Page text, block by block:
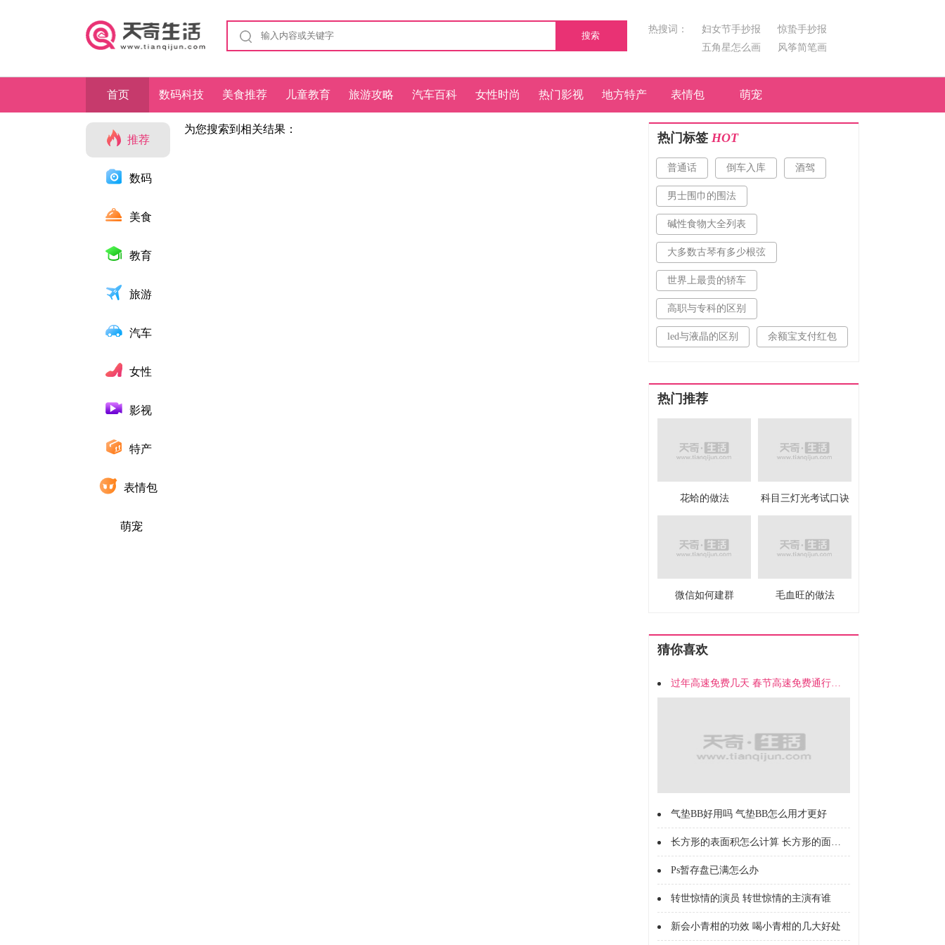
搜索
热搜词： 妇女节手抄报
惊蛰手抄报
五角星怎么画
风筝简笔画
首页 数码科技 美食推荐 儿童教育 旅游攻略 汽车百科 女性时尚 热门影视 地方特产 表情包 萌宠
推荐
数码
美食
教育
旅游
汽车
女性
影视
特产
表情包
萌宠
为您搜索到相关结果：
热门标签 HOT
普通话 倒车入库 酒驾
男士围巾的围法
碱性食物大全列表
大多数古琴有多少根弦
世界上最贵的轿车
高职与专科的区别
led与液晶的区别 余额宝支付红包
热门推荐
花蛤的做法 科目三灯光考试口诀
微信如何建群 毛血旺的做法
猜你喜欢
过年高速免费几天 春节高速免费通行时间
气垫BB好用吗 气垫BB怎么用才更好
长方形的表面积怎么计算 长方形的面积怎么计算的
Ps暂存盘已满怎么办
转世惊情的演员 转世惊情的主演有谁
新会小青柑的功效 喝小青柑的几大好处